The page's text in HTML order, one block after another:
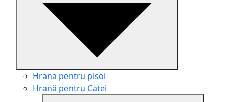
Hrana pentru pisoi
Hrană pentru Căței